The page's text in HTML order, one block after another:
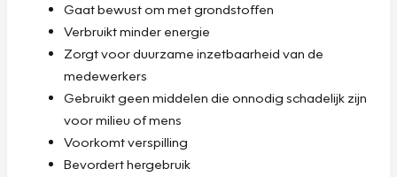
Gaat bewust om met grondstoffen
Verbruikt minder energie
Zorgt voor duurzame inzetbaarheid van de
medewerkers
Gebruikt geen middelen die onnodig schadelijk zijn
voor milieu of mens
Voorkomt verspilling
Bevordert hergebruik